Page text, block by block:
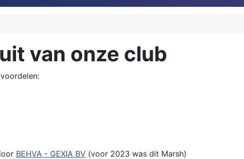
van onze club
BEHVA - GEXIA BV (voor 2023 was dit Marsh)